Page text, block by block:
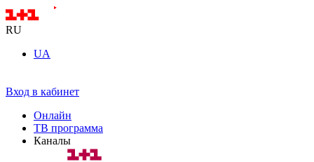
RU
UA
Вход в кабинет
Онлайн
ТВ программа
Каналы